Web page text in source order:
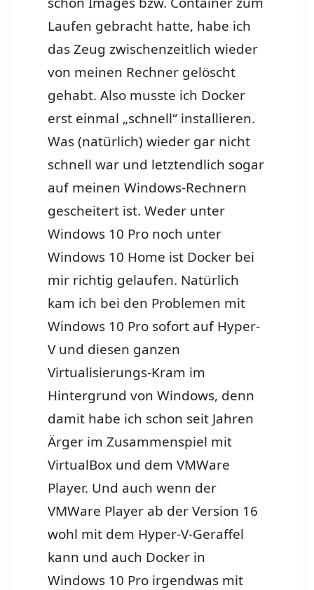
Laufen gebracht hatte, habe ich
das Zeug zwischenzeitlich wieder
von meinen Rechner gelöscht
gehabt. Also musste ich Docker
erst einmal „schnell“ installieren.
Was (natürlich) wieder gar nicht
schnell war und letztendlich sogar
auf meinen Windows-Rechnern
gescheitert ist. Weder unter
Windows 10 Pro noch unter
Windows 10 Home ist Docker bei
mir richtig gelaufen. Natürlich
kam ich bei den Problemen mit
Windows 10 Pro sofort auf Hyper-
V und diesen ganzen
Virtualisierungs-Kram im
Hintergrund von Windows, denn
damit habe ich schon seit Jahren
Ärger im Zusammenspiel mit
VirtualBox und dem VMWare
Player. Und auch wenn der
VMWare Player ab der Version 16
wohl mit dem Hyper-V-Geraffel
kann und auch Docker in
Windows 10 Pro irgendwas mit